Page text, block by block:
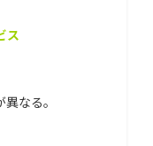
ス
なる。